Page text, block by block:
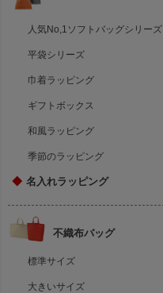
人気No,1ソフトバッグシリーズ
平袋シリーズ
巾着ラッピング
ギフトボックス
和風ラッピング
季節のラッピング
◆ 名入れラッピング
不織布バッグ
標準サイズ
大きいサイズ